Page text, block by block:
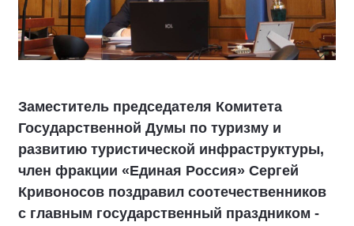
Заместитель председателя Комитета
Государственной Думы по туризму и
развитию туристической инфраструктуры,
член фракции «Единая Россия» Сергей
Кривоносов поздравил соотечественников
с главным государственный праздником -